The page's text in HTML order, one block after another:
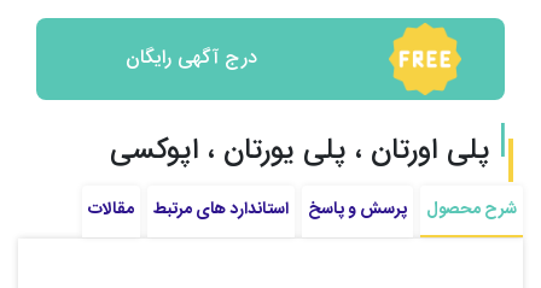
درج آگهی رایگان
پلی اورتان ، پلی یورتان ، اپوکسی
شرح محصول پرسش و پاسخ استاندارد های مرتبط مقالات